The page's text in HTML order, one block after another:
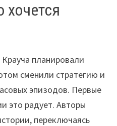
хочется
планировали
сменили стратегию и
эпизодов. Первые
это радует. Авторы
переключаясь